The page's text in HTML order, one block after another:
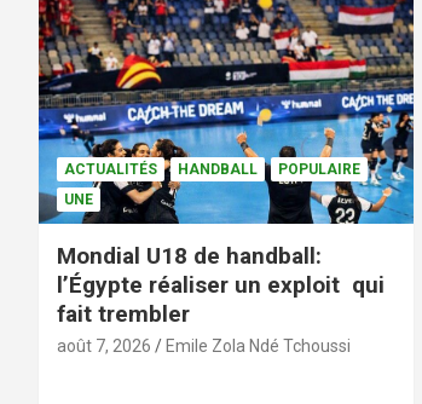
ACTUALITÉS HANDBALL
POPULAIRE
UNE
Mondial U18 de handball:
l’Égypte réaliser un exploit qui
fait trembler
août 7, 2026 Emile Zola Ndé Tchoussi